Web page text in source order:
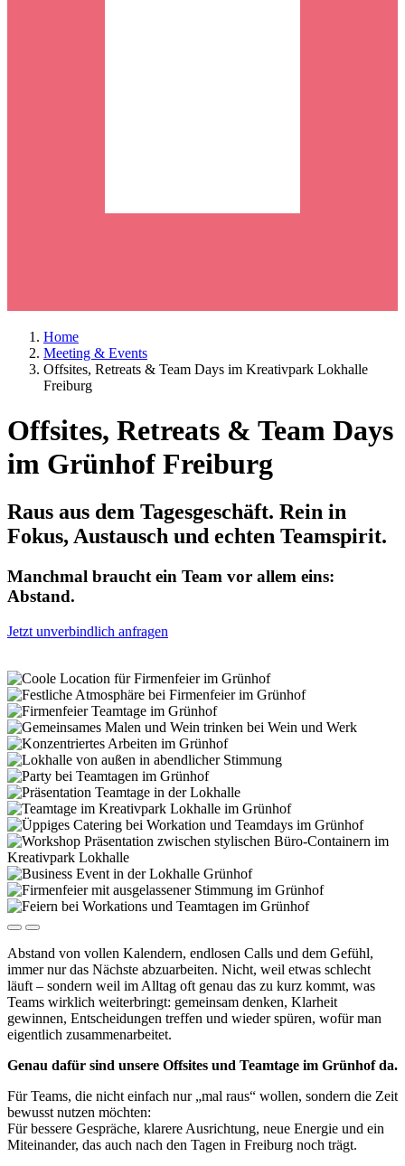
Home
Meeting & Events
Offsites, Retreats & Team Days im Kreativpark Lokhalle
Freiburg
Offsites, Retreats & Team Days
im Grünhof Freiburg
Raus aus dem Tagesgeschäft. Rein in
Fokus, Austausch und echten Teamspirit.
Manchmal braucht ein Team vor allem eins:
Abstand.
Jetzt unverbindlich anfragen
Abstand von vollen Kalendern, endlosen Calls und dem Gefühl,
immer nur das Nächste abzuarbeiten. Nicht, weil etwas schlecht
läuft – sondern weil im Alltag oft genau das zu kurz kommt, was
Teams wirklich weiterbringt: gemeinsam denken, Klarheit
gewinnen, Entscheidungen treffen und wieder spüren, wofür man
eigentlich zusammenarbeitet.
Genau dafür sind unsere Offsites und Teamtage im Grünhof da.
Für Teams, die nicht einfach nur „mal raus“ wollen, sondern die Zeit
bewusst nutzen möchten:
Für bessere Gespräche, klarere Ausrichtung, neue Energie und ein
Miteinander, das auch nach den Tagen in Freiburg noch trägt.